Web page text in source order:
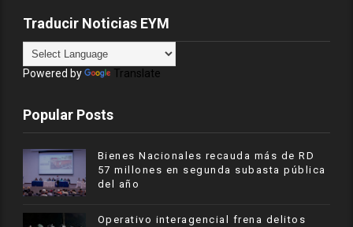
Traducir Noticias EYM
Powered by Translate
Popular Posts
Bienes Nacionales recauda más de RD
57 millones en segunda subasta pública
del año
Operativo interagencial frena delitos